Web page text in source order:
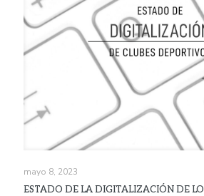
mayo 8, 2023
ESTADO DE LA DIGITALIZACIÓN DE